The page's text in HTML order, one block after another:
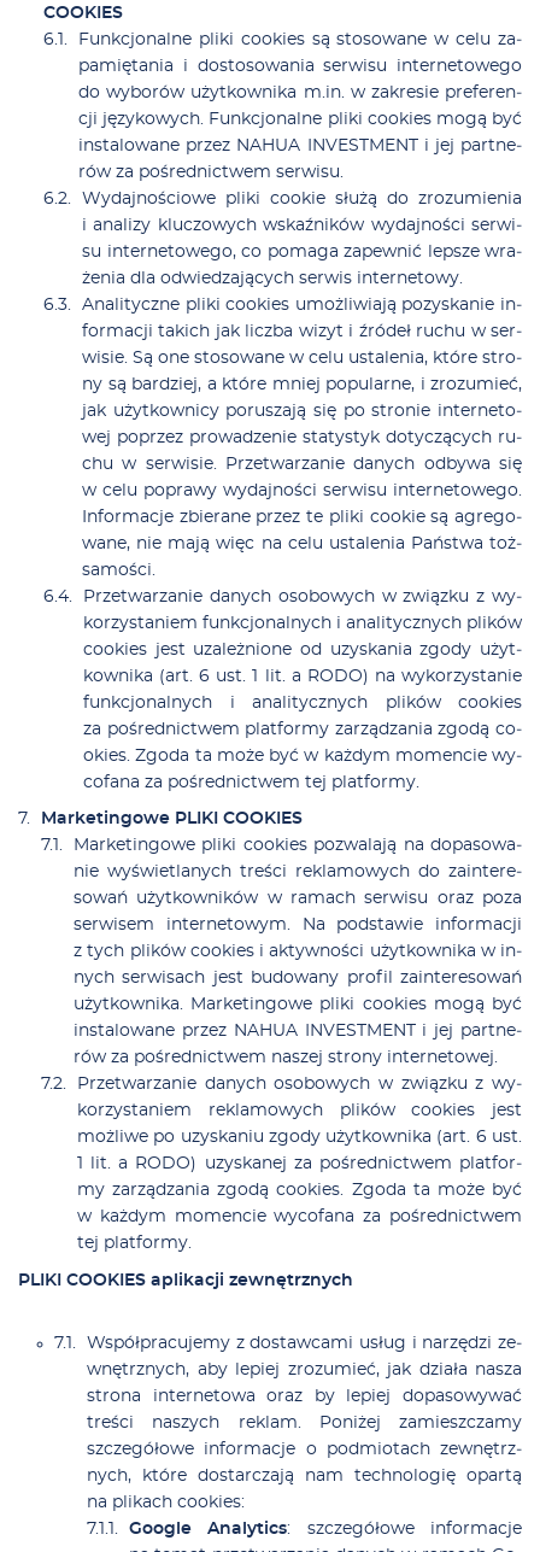
COOKIES
Funk­cjo­nal­ne pli­ki co­okies są sto­so­wa­ne w ce­lu za­
pa­mię­ta­nia i do­sto­so­wa­nia ser­wi­su in­ter­ne­to­we­go
do wy­bo­rów użyt­kow­ni­ka m.in. w za­kre­sie pre­fe­ren­
cji ję­zy­ko­wych. Funk­cjo­nal­ne pli­ki co­okies mo­gą być
in­sta­lo­wa­ne przez NAHUA INVESTMENT i jej part­ne­
rów za po­śred­nic­twem ser­wi­su.
Wy­daj­no­ścio­we pli­ki co­okie słu­żą do zro­zu­mie­nia
i ana­li­zy klu­czo­wych wskaź­ni­ków wy­daj­no­ści ser­wi­
su in­ter­ne­to­we­go, co po­ma­ga za­pew­nić lep­sze wra­
że­nia dla od­wie­dza­ją­cych ser­wis in­ter­ne­to­wy.
Ana­li­tycz­ne pli­ki co­okies umoż­li­wia­ją po­zy­ska­nie in­
for­ma­cji ta­kich jak licz­ba wi­zyt i źró­deł ru­chu w ser­
wi­sie. Są one sto­so­wa­ne w ce­lu usta­le­nia, któ­re stro­
ny są bar­dziej, a któ­re mniej po­pu­lar­ne, i zro­zu­mieć,
jak użyt­kow­ni­cy po­ru­sza­ją się po stro­nie in­ter­ne­to­
wej po­przez pro­wa­dze­nie sta­ty­styk do­ty­czą­cych ru­
chu w ser­wi­sie. Prze­twa­rza­nie da­nych od­by­wa się
w ce­lu po­pra­wy wy­daj­no­ści ser­wi­su in­ter­ne­to­we­go.
In­for­ma­cje zbie­ra­ne przez te pli­ki co­okie są agre­go­
wa­ne, nie ma­ją więc na ce­lu usta­le­nia Pań­stwa toż­
sa­mo­ści.
Prze­twa­rza­nie da­nych oso­bo­wych w związ­ku z wy­
ko­rzy­sta­niem funk­cjo­nal­nych i ana­li­tycz­nych pli­ków
co­okies jest uza­leż­nio­ne od uzy­ska­nia zgo­dy użyt­
kow­ni­ka (art. 6 ust. 1 lit. a RODO) na wy­ko­rzy­sta­nie
funk­cjo­nal­nych i ana­li­tycz­nych pli­ków co­okies
za po­śred­nic­twem plat­for­my za­rzą­dza­nia zgo­dą co­
okies. Zgo­da ta mo­że być w każ­dym mo­men­cie wy­
co­fa­na za po­śred­nic­twem tej plat­for­my.
Mar­ke­tin­go­we PLIKI COOKIES
Mar­ke­tin­go­we pli­ki co­okies po­zwa­la­ją na do­pa­so­wa­
nie wy­świe­tla­nych tre­ści re­kla­mo­wych do za­in­te­re­
so­wań użyt­kow­ni­ków w ra­mach ser­wi­su oraz po­za
ser­wi­sem in­ter­ne­to­wym. Na pod­sta­wie in­for­ma­cji
z tych pli­ków co­okies i ak­tyw­no­ści użyt­kow­ni­ka w in­
nych ser­wi­sach jest bu­do­wa­ny pro­fil za­in­te­re­so­wań
użyt­kow­ni­ka. Mar­ke­tin­go­we pli­ki co­okies mo­gą być
in­sta­lo­wa­ne przez NAHUA INVESTMENT i jej part­ne­
rów za po­śred­nic­twem na­szej stro­ny in­ter­ne­to­wej.
Prze­twa­rza­nie da­nych oso­bo­wych w związ­ku z wy­
ko­rzy­sta­niem re­kla­mo­wych pli­ków co­okies jest
moż­li­we po uzy­ska­niu zgo­dy użyt­kow­ni­ka (art. 6 ust.
1 lit. a RODO) uzy­ska­nej za po­śred­nic­twem plat­for­
my za­rzą­dza­nia zgo­dą co­okies. Zgo­da ta mo­że być
w każ­dym mo­men­cie wy­co­fa­na za po­śred­nic­twem
tej plat­for­my.
PLIKI COOKIES apli­ka­cji ze­wnętrz­nych
Współ­pra­cu­je­my z do­staw­ca­mi usług i na­rzę­dzi ze­
wnętrz­nych, aby le­piej zro­zu­mieć, jak dzia­ła na­sza
stro­na in­ter­ne­to­wa oraz by le­piej do­pa­so­wy­wać
tre­ści na­szych re­klam. Po­ni­żej za­miesz­cza­my
szcze­gó­ło­we in­for­ma­cje o podmio­tach ze­wnętrz­
nych, któ­re do­star­cza­ją nam tech­no­lo­gię opar­tą
na pli­kach co­okies:
Go­ogle Ana­ly­tics: szcze­gó­ło­we in­for­ma­cje